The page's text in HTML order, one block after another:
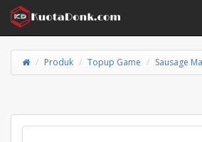
Produk Topup Game Sausage